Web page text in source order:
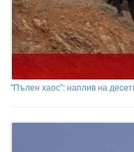
"Пълен хаос": наплив на